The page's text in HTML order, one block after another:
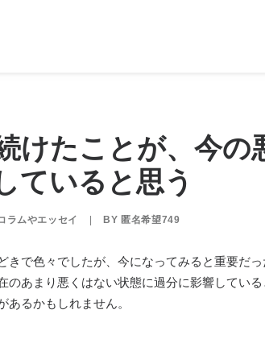
けたことが、今の
ていると思う
ラムやエッセイ BY 匿名希望749
きで色々でしたが、今になってみると重要だ
のあまり悪くはない状態に過分に影響してい
あるかもしれません。